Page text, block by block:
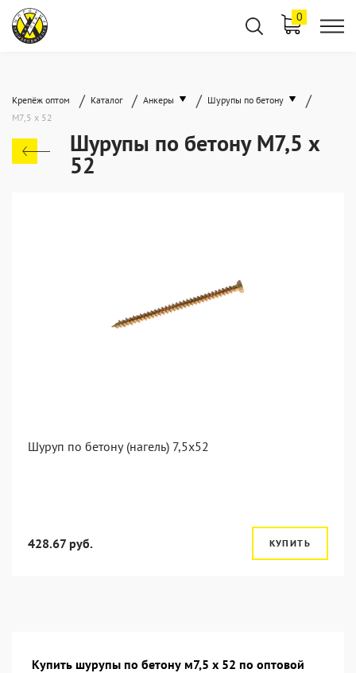
0
Крепёж оптом / Каталог / Анкеры / Шурупы по бетону /
М7,5 х 52
Шурупы по бетону М7,5 х
52
Шуруп по бетону (нагель) 7,5x52
428.67 руб. КУПИТЬ
Купить шурупы по бетону м7,5 х 52 по оптовой